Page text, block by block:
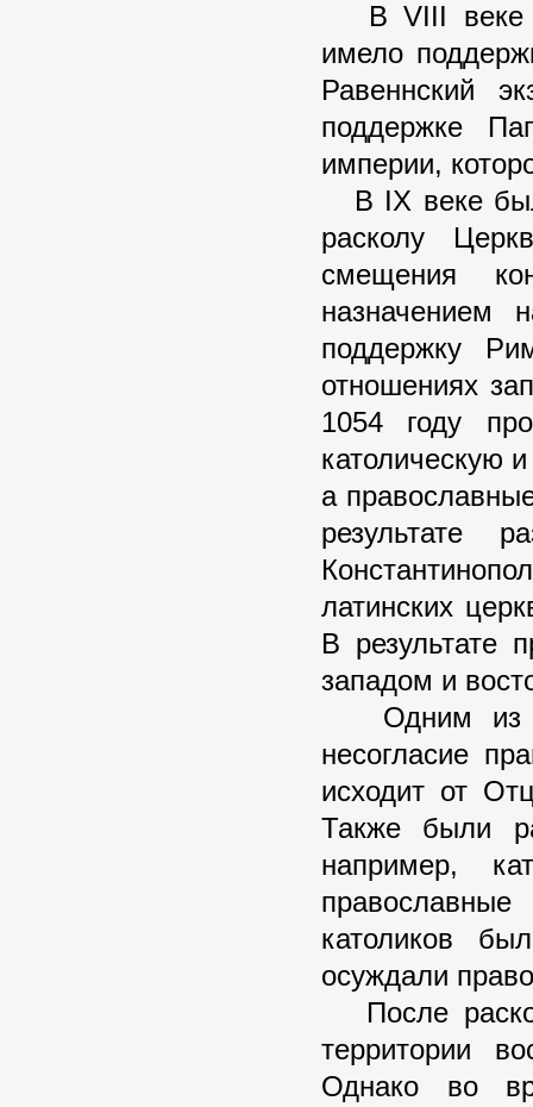
В VIII веке
имело
Равеннский
поддержке
империи,
В IX веке был
расколу
смещения
назначением
поддержку
отношениях
1054 году
католическую
а
результате
латинских
В результате
западом и
Одним из
несогласие
исходит от
Также были
например,
католиков
осуждали
После
территории
Однако во